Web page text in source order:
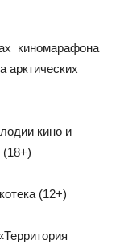
киномарафона
арктических
кино и
(12+)